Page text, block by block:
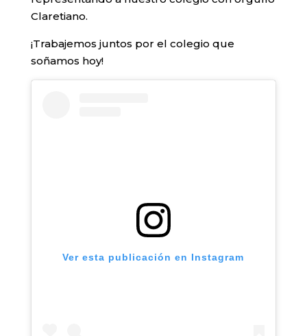
Claretiano.
¡Trabajemos juntos por el colegio que
soñamos hoy!
Ver esta publicación en Instagram